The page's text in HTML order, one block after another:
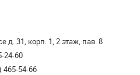
д. 31, корп. 1, 2 этаж, пав. 8
24-60
54-66